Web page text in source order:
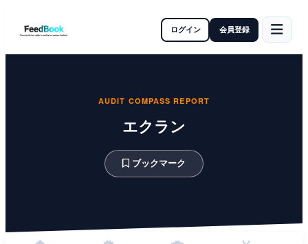
ログイン 会員登録
AUDIT COMPASS REPORT
エクラン
ブックマーク